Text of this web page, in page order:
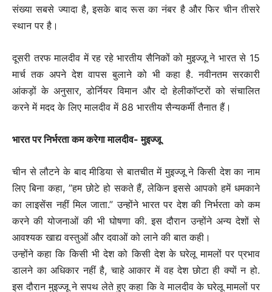
संख्या सबसे ज्यादा है, इसके बाद रूस का नंबर है और फिर चीन तीसरे
स्थान पर है।
दूसरी तरफ मालदीव में रह रहे भारतीय सैनिकों को मुइज्जू ने भारत से 15
मार्च तक अपने देश वापस बुलाने को भी कहा है. नवीनतम सरकारी
आंकड़ों के अनुसार, डोर्नियर विमान और दो हेलीकॉप्टरों को संचालित
करने में मदद के लिए मालदीव में 88 भारतीय सैन्यकर्मी तैनात हैं।
भारत पर निर्भरता कम करेगा मालदीव- मुइज्जू
चीन से लौटने के बाद मीडिया से बातचीत में मुइज्जू ने किसी देश का नाम
लिए बिना कहा, ”हम छोटे हो सकते हैं, लेकिन इससे आपको हमें धमकाने
का लाइसेंस नहीं मिल जाता.” उन्होंने भारत पर देश की निर्भरता को कम
करने की योजनाओं की भी घोषणा की. इस दौरान उन्होंने अन्य देशों से
आवश्यक खाद्य वस्तुओं और दवाओं को लाने की बात कही।
उन्होंने कहा कि किसी भी देश को किसी देश के घरेलू मामलों पर प्रभाव
डालने का अधिकार नहीं है, चाहे आकार में वह देश छोटा ही क्यों न हो.
इस दौरान मुइज्जू ने सपथ लेते हुए कहा कि वे मालदीव के घरेलू मामलों पर